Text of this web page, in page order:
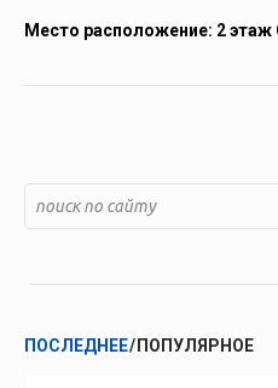
Место расположение: 2
ПОСЛЕДНЕЕ ПОПУЛЯРНОЕ